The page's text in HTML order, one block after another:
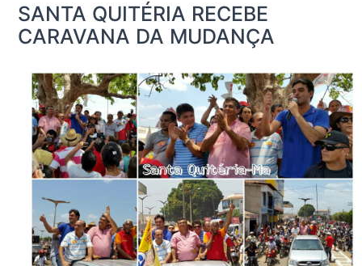
SANTA QUITÉRIA RECEBE
CARAVANA DA MUDANÇA